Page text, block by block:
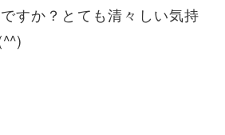
すか？とても清々しい気持